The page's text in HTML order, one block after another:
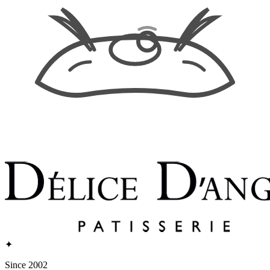
✦
Since 2002